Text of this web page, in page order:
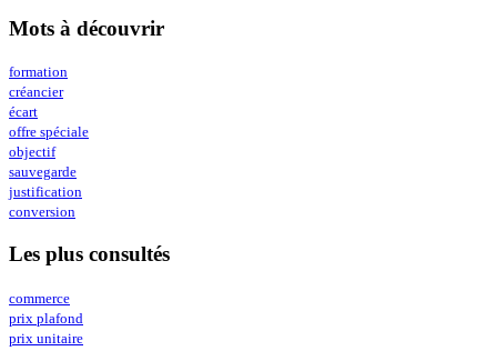
Mots à découvrir
formation
créancier
écart
offre spéciale
objectif
sauvegarde
justification
conversion
Les plus consultés
commerce
prix plafond
prix unitaire